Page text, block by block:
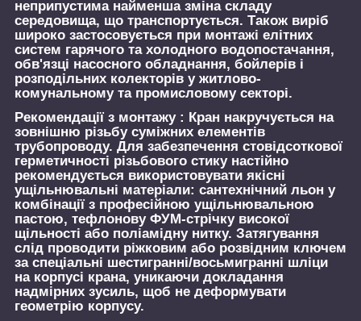
неприпустима найменша зміна складу
середовища, що транспортується. Також виріб
широко застосовується при монтажі елітних
систем гарячого та холодного водопостачання,
обв'язці насосного обладнання, бойлерів і
розподільних колекторів у житлово-
комунальному та промисловому секторі.
Рекомендації з монтажу : Кран накручується на
зовнішню різьбу суміжних елементів
трубопроводу. Для забезпечення стовідсоткової
герметичності різьбового стику настійно
рекомендується використовувати якісні
ущільнювальні матеріали: сантехнічний льон у
комбінації з професійною ущільнювальною
пастою, тефлонову ФУМ-стрічку високої
щільності або поліамідну нитку. Затягування
слід проводити ріжковим або розвідним ключем
за спеціальні шестигранні/восьмигранні шліци
на корпусі крана, уникаючи докладання
надмірних зусиль, щоб не деформувати
геометрію корпусу.